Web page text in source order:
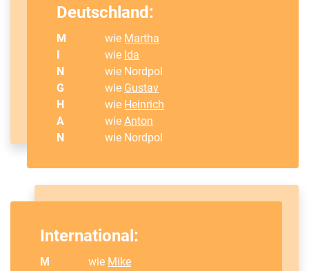
Deutschland:
M wie Martha
wie Ida
N
wie Nordpol
G
wie Gustav
H
wie Heinrich
A
wieAnton
N
wie Nordpol
International:
M wie Mike